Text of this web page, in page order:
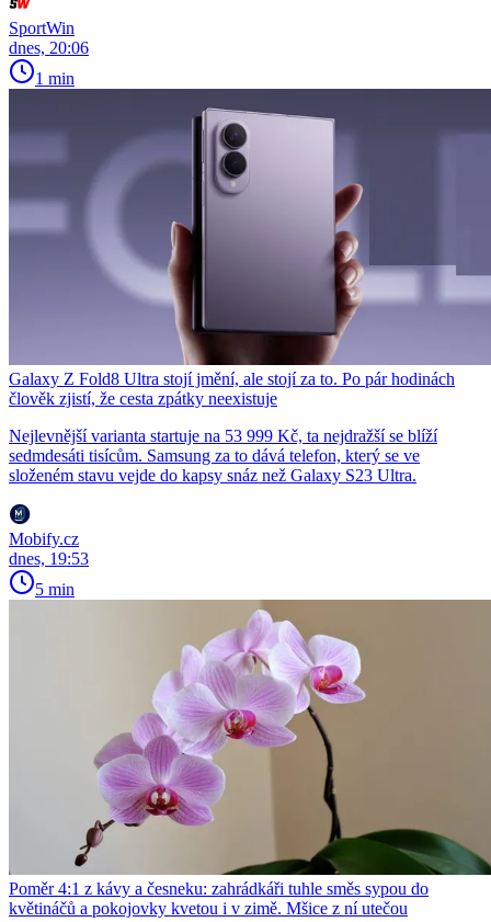
SportWin
dnes, 20:06
1 min
Galaxy Z Fold8 Ultra stojí jmění, ale stojí za to. Po pár hodinách
člověk zjistí, že cesta zpátky neexistuje
Nejlevnější varianta startuje na 53 999 Kč, ta nejdražší se blíží
sedmdesáti tisícům. Samsung za to dává telefon, který se ve
složeném stavu vejde do kapsy snáz než Galaxy S23 Ultra.
Mobify.cz
dnes, 19:53
5 min
Poměr 4:1 z kávy a česneku: zahrádkáři tuhle směs sypou do
květináčů a pokojovky kvetou i v zimě. Mšice z ní utečou